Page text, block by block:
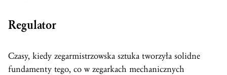
Regulator
Czasy, kiedy zegarmistrzowska sztuka tworzyła solidne
fundamenty tego, co w zegarkach mechanicznych